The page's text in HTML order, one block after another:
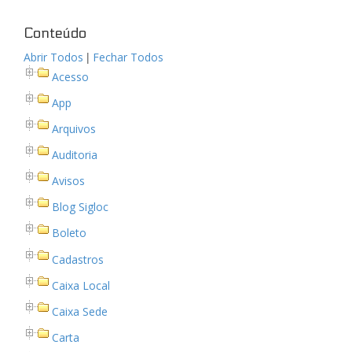
Conteúdo
Abrir Todos | Fechar Todos
Acesso
App
Arquivos
Auditoria
Avisos
Blog Sigloc
Boleto
Cadastros
Caixa Local
Caixa Sede
Carta